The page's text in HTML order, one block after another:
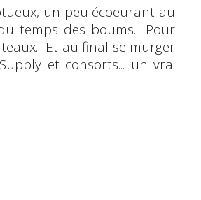
un peu écoeurant au
temps des boums... Pour
Et au final se murger
et consorts... un vrai